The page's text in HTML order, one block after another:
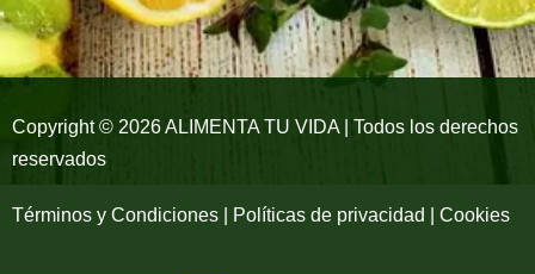
o
k
-
r
a
m
e
Copyright © 2026 ALIMENTA TU VIDA | Todos los derechos
reservados
Términos y Condiciones | Políticas de privacidad | Cookies